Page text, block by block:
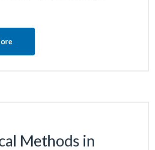
Methods in